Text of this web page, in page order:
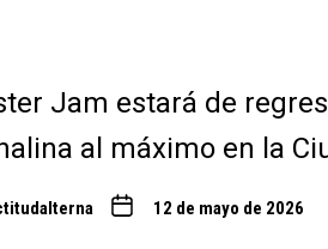
Jam estará de
al máximo en la
12 de mayo de 2026